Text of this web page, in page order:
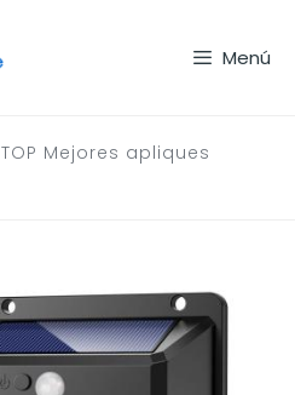
Menú
TOP Mejores apliques